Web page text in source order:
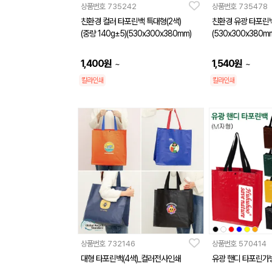
상품번호 735242
친환경 컬러 타포린백 특대형(2색)
(중량 140g±5)(530x300x380mm)
1,400원 ~
칼라인쇄
상품번호 735478
친환경 유광 타포린
1,540원 ~
칼라인쇄
상품번호 732146
대형 타포린백(4색)_컬러전사인쇄
상품번호 570414
유광 핸디 타포린